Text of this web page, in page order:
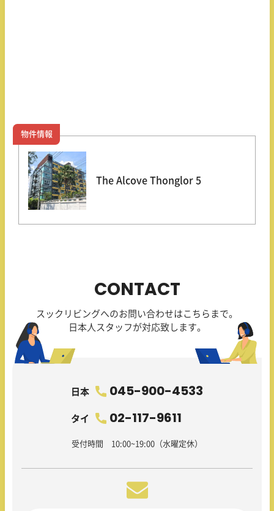
物件情報
The Alcove Thonglor 5
CONTACT
スックリビングへのお問い合わせはこちらまで。
日本人スタッフが対応致します。
日本 045-900-4533
タイ 02-117-9611
受付時間 10:00~19:00（水曜定休）